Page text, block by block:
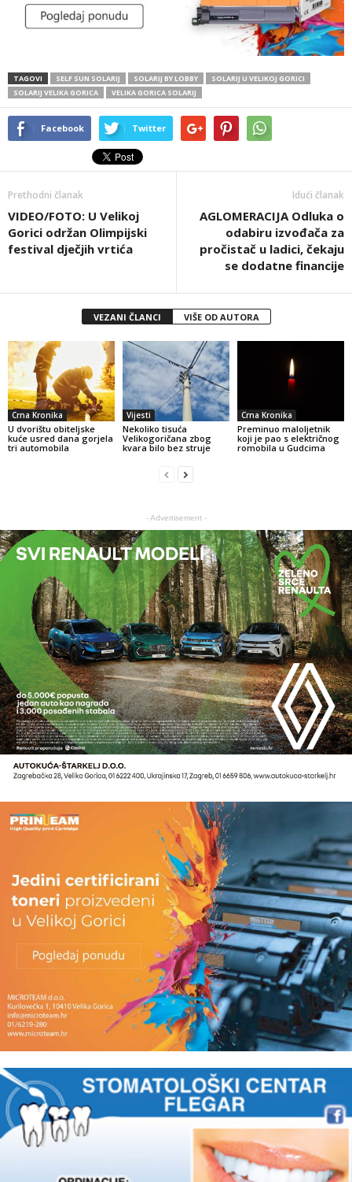
TAGOVI SELF SUN SOLARIJ SOLARIJ BY LOBBY
SOLARIJ U VELIKOJ GORICI
SOLARIJ VELIKA GORICA
VELIKA GORICA SOLARIJ
Facebook Twitter
Prethodni članak
VIDEO/FOTO: U Velikoj
Gorici održan Olimpijski
festival dječjih vrtića
Idući članak
AGLOMERACIJA Odluka o
odabiru izvođača za
pročistač u ladici, čekaju
se dodatne financije
VEZANI ČLANCI VIŠE OD AUTORA
Crna Kronika
U dvorištu obiteljske
kuće usred dana gorjela
tri automobila
Vijesti
Nekoliko tisuća
Velikogoričana zbog
kvara bilo bez struje
Crna Kronika
Preminuo maloljetnik
koji je pao s električnog
romobila u Gudcima
- Advertisement -